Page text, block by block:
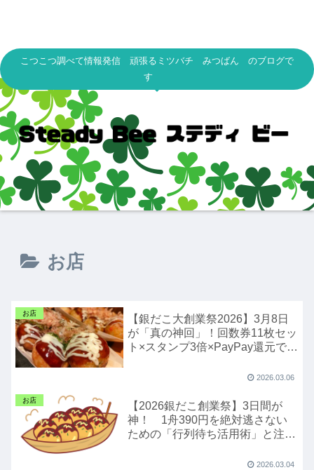
こつこつ調べて情報発信 頑張るミツバチ みつばん のブログで
す
お店
お店
【銀だこ大創業祭2026】3月8日
が「真の神回」！回数券11枚セッ
ト×スタンプ3倍×PayPay還元で実
2026.03.06
お店
【2026銀だこ創業祭】3日間が
神！ 1舟390円を絶対逃さない
ための「行列待ち活用術」と注意
2026.03.04